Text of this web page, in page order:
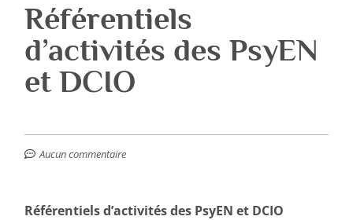
Référentiels
d’activités des PsyEN
et DCIO
Aucun commentaire
Référentiels d’activités des PsyEN et DCIO